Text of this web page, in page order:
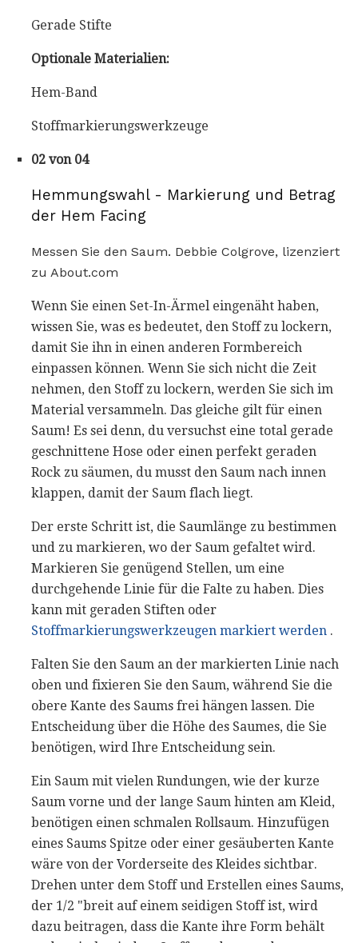
Gerade Stifte
Optionale Materialien:
Hem-Band
Stoffmarkierungswerkzeuge
02 von 04
Hemmungswahl - Markierung und Betrag
der Hem Facing
Messen Sie den Saum. Debbie Colgrove, lizenziert
zu About.com
Wenn Sie einen Set-In-Ärmel eingenäht haben,
wissen Sie, was es bedeutet, den Stoff zu lockern,
damit Sie ihn in einen anderen Formbereich
einpassen können. Wenn Sie sich nicht die Zeit
nehmen, den Stoff zu lockern, werden Sie sich im
Material versammeln. Das gleiche gilt für einen
Saum! Es sei denn, du versuchst eine total gerade
geschnittene Hose oder einen perfekt geraden
Rock zu säumen, du musst den Saum nach innen
klappen, damit der Saum flach liegt.
Der erste Schritt ist, die Saumlänge zu bestimmen
und zu markieren, wo der Saum gefaltet wird.
Markieren Sie genügend Stellen, um eine
durchgehende Linie für die Falte zu haben. Dies
kann mit geraden Stiften oder
Stoffmarkierungswerkzeugen markiert werden .
Falten Sie den Saum an der markierten Linie nach
oben und fixieren Sie den Saum, während Sie die
obere Kante des Saums frei hängen lassen. Die
Entscheidung über die Höhe des Saumes, die Sie
benötigen, wird Ihre Entscheidung sein.
Ein Saum mit vielen Rundungen, wie der kurze
Saum vorne und der lange Saum hinten am Kleid,
benötigen einen schmalen Rollsaum. Hinzufügen
eines Saums Spitze oder einer gesäuberten Kante
wäre von der Vorderseite des Kleides sichtbar.
Drehen unter dem Stoff und Erstellen eines Saums,
der 1/2 "breit auf einem seidigen Stoff ist, wird
dazu beitragen, dass die Kante ihre Form behält